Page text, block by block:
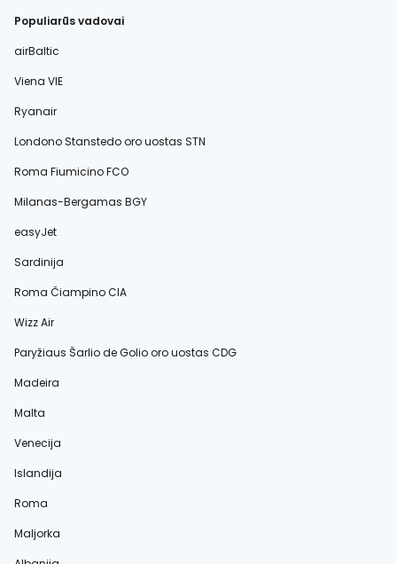
Populiarūs vadovai
airBaltic
Viena VIE
Ryanair
Londono Stanstedo oro uostas STN
Roma Fiumicino FCO
Milanas-Bergamas BGY
easyJet
Sardinija
Roma Čiampino CIA
Wizz Air
Paryžiaus Šarlio de Golio oro uostas CDG
Madeira
Malta
Venecija
Islandija
Roma
Maljorka